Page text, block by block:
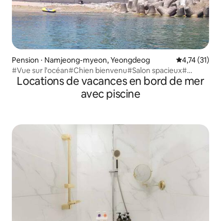
Pension ⋅ Namjeong-myeon, Yeongdeog Évaluation
4,74 (31)
#Vue sur l'océan#Chien bienvenu#Salon spacieux#
[Chambre familiale au 1er étage de Hororok Pension
Shrine] #Chambre de poche#5 secondes à la mer
Locations de vacances en bord de mer
avec piscine